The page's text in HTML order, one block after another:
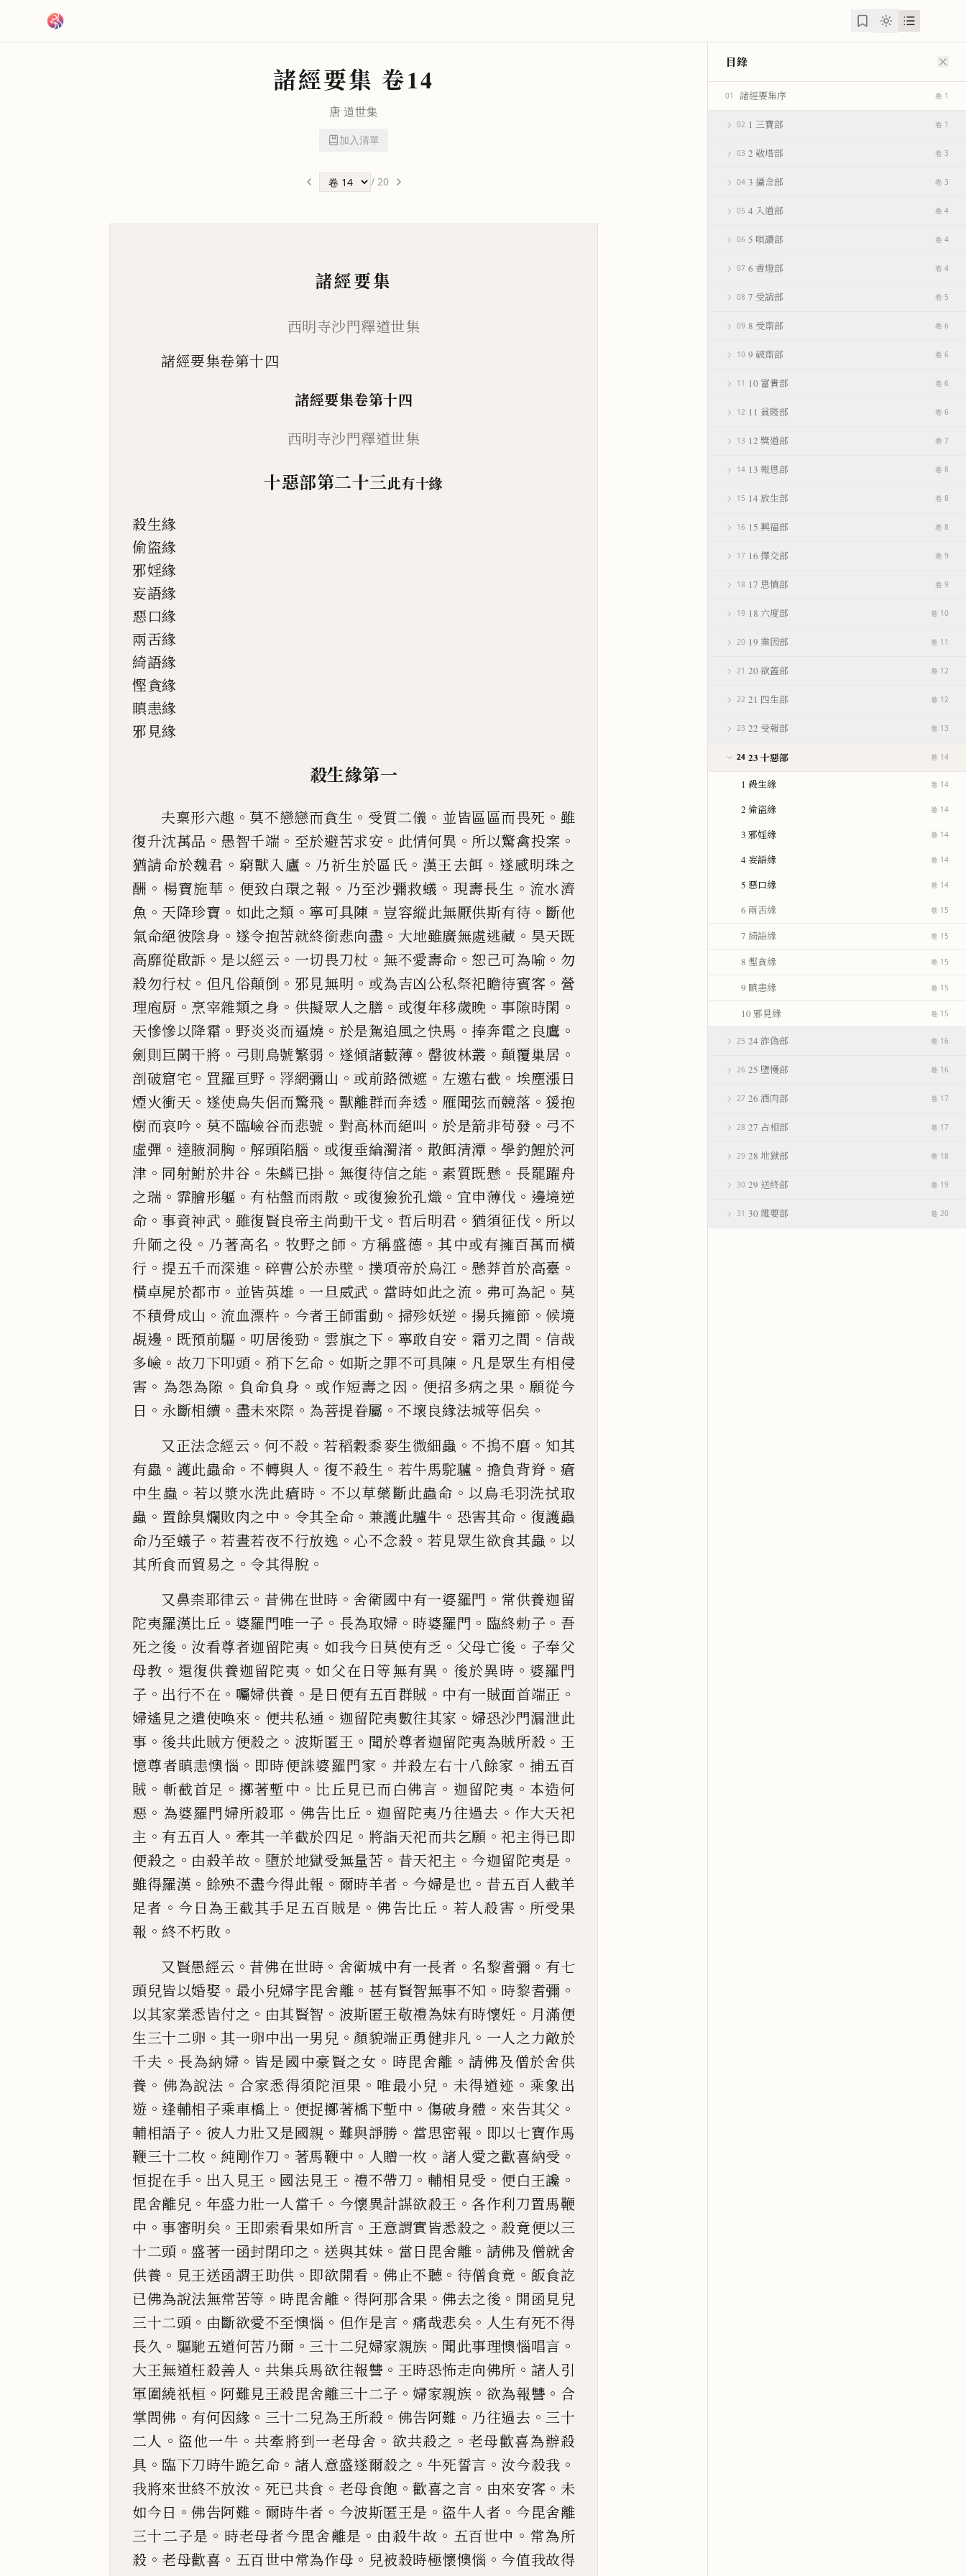
諸經要集 卷14
唐道世集
加入清單
/ 20
諸經要集
西明寺沙門釋道世集
諸經要集卷第十四
諸經要集卷第十四
西明寺沙門釋道世集
十惡部第二十三此有十緣
殺生緣
偷盜緣
邪婬緣
妄語緣
惡口緣
兩舌緣
綺語緣
慳貪緣
瞋恚緣
邪見緣
殺生緣第一
夫稟形六趣 。 莫不戀戀而貪生 。 受質二儀 。 並皆區區而畏死 。 雖
復升沈萬品 。 愚智千端 。 至於避苦求安 。 此情何異 。 所以驚禽投案 。
猶請命於魏君 。 窮獸入廬 。 乃祈生於區氏 。 漢王去餌 。 遂感明珠之
酬 。 楊寶施華 。 便致白環之報 。 乃至沙彌救蟻 。 現壽長生 。 流水濟
魚 。 天降珍寶 。 如此之類 。 寧可具陳 。 豈容縱此無厭供斯有待 。 斷他
氣命絕彼陰身 。 遂令抱苦就終銜悲向盡 。 大地雖廣無處逃藏 。 昊天既
高靡從啟訴 。 是以經云 。 一切畏刀杖 。 無不愛壽命 。 恕己可為喻 。 勿
殺勿行杖 。 但凡俗顛倒 。 邪見無明 。 或為吉凶公私祭祀瞻待賓客 。 營
理庖厨 。 烹宰雜類之身 。 供擬眾人之膳 。 或復年移歲晚 。事隙時閑 。
天慘慘以降霜 。 野炎炎而逼燒 。 於是駕追風之快馬 。 捧奔電之良鷹 。
劍則巨闕干將 。 弓則烏號繁弱 。 遂傾諸藪薄 。 罄彼林叢 。 顛覆巢居 。
剖破窟宅 。 罝羅亘野 。 𮊑網彌山 。 或前路微遮 。 左邀右截 。 埃塵漲日
煙火衝天 。 遂使鳥失侶而驚飛 。 獸離群而奔透 。 雁聞弦而競落 。猨抱
樹而哀吟 。 莫不臨嶮谷而悲號 。 對高林而絕叫 。 於是箭非苟發 。 弓不
虛彈 。 達腋洞胸 。 解頭陷腦 。 或復垂綸濁渚 。 散餌清潭 。學釣鯉於河
津 。 同射鮒於井谷 。 朱鱗已掛 。 無復待信之能 。素質既懸 。 長罷躍舟
之瑞 。 霏膾形軀 。 有枮盤而雨散 。 或復獫狁孔熾 。 宜申薄伐 。 邊境逆
命 。事資神武 。 雖復賢良帝主尚動干戈 。 哲后明君 。猶須征伐 。 所以
升陑之役 。 乃著高名 。 牧野之師 。 方稱盛德 。其中或有擁百萬而橫
行 。提五千而深進 。 碎曹公於赤壁 。 撲項帝於烏江 。懸莽首於高臺 。
橫卓屍於都市 。 並皆英雄 。 一旦威武 。 當時如此之流 。 弗可為記 。 莫
不積骨成山 。 流血漂杵 。 今者王師雷動 。 掃殄妖逆 。 揚兵擁節 。候境
覘邊 。 既預前驅 。 叨居後勁 。 雲旗之下 。 寧敢自安 。 霜刃之間 。 信哉
多嶮 。 故刀下叩頭 。 矟下乞命 。 如斯之罪不可具陳 。 凡是眾生有相侵
害 。 為怨為隙 。 負命負身 。 或作短壽之因 。 便招多病之果 。 願從今
日 。 永斷相續 。 盡未來際 。 為菩提眷屬 。 不壞良緣法城等侶矣 。
又正法念經云 。何不殺 。若稻穀黍麥生微細蟲 。不㨶不磨 。 知其
有蟲 。 護此蟲命 。不轉與人 。復不殺生 。 若牛馬駝驢 。 擔負背脊 。 瘡
中生蟲 。若以漿水洗此瘡時 。 不以草藥斷此蟲命 。 以鳥毛羽洗拭取
蟲 。 置餘臭爛敗肉之中 。 令其全命 。 兼護此驢牛 。 恐害其命 。 復護蟲
命乃至蟻子 。若晝若夜不行放逸 。 心不念殺 。 若見眾生欲食其蟲 。 以
其所食而貿易之 。 令其得脫 。
又鼻柰耶律云 。 昔佛在世時 。 舍衛國中有一婆羅門 。 常供養迦留
陀夷羅漢比丘 。 婆羅門唯一子 。 長為取婦 。 時婆羅門 。 臨終勅子 。 吾
死之後 。 汝看尊者迦留陀夷 。 如我今日莫使有乏 。 父母亡後 。 子奉父
母教 。 還復供養迦留陀夷 。 如父在日等無有異 。 後於異時 。 婆羅門
子 。 出行不在 。 囑婦供養 。 是日便有五百群賊 。 中有一賊面首端正 。
婦遙見之遣使喚來 。 便共私通 。 迦留陀夷數往其家 。 婦恐沙門漏泄此
事 。 後共此賊方便殺之 。 波斯匿王 。 聞於尊者迦留陀夷為賊所殺 。 王
憶尊者瞋恚懊惱 。 即時便誅婆羅門家 。 并殺左右十八餘家 。 捕五百
賊 。 斬截首足 。 擲著塹中 。 比丘見已而白佛言 。 迦留陀夷 。本造何
惡 。 為婆羅門婦所殺耶 。 佛告比丘 。 迦留陀夷乃往過去 。 作大天祀
主 。 有五百人 。 牽其一羊截於四足 。 將詣天祀而共乞願 。祀主得已即
便殺之 。 由殺羊故 。 墮於地獄受無量苦 。 昔天祀主 。 今迦留陀夷是 。
雖得羅漢 。 餘殃不盡今得此報 。 爾時羊者 。 今婦是也 。 昔五百人截羊
足者 。 今日為王截其手足五百賊是 。佛告比丘 。 若人殺害 。 所受果
報 。 終不朽敗 。
又賢愚經云 。 昔佛在世時 。 舍衛城中有一長者 。名黎耆彌 。 有七
頭兒皆以婚娶 。 最小兒婦字毘舍離 。 甚有賢智無事不知 。 時黎耆彌 。
以其家業悉皆付之 。 由其賢智 。 波斯匿王敬禮為妹有時懷妊 。 月滿便
生三十二卵 。其一卵中出一男兒 。 顏貌端正勇健非凡 。 一人之力敵於
千夫 。 長為納婦 。 皆是國中豪賢之女 。 時毘舍離 。 請佛及僧於舍供
養 。 佛為說法 。 合家悉得須陀洹果 。 唯最小兒 。 未得道迹 。 乘象出
遊 。 逢輔相子乘車橋上 。 便捉擲著橋下塹中 。 傷破身體 。 來告其父 。
輔相語子 。 彼人力壯又是國親 。 難與諍勝 。 當思密報 。 即以七寶作馬
鞭三十二枚 。 純剛作刀 。 著馬鞭中 。 人贈一枚 。諸人愛之歡喜納受 。
恒捉在手 。 出入 見王 。 國法見王 。 禮不帶刀 。 輔相見受 。 便白王讒 。
毘舍離兒 。 年盛力壯一人當千 。 今懷異計謀欲殺王 。各作利刀置馬鞭
中 。事審明矣 。 王即索看果如所言 。 王意謂實皆悉殺之 。 殺竟便以三
十二頭 。盛著一函封閉印之 。 送與其妹 。 當日毘舍離 。 請佛及僧就舍
供養 。 見王送函謂王助供 。 即欲開看 。佛止不聽 。 待僧食竟 。 飯食訖
已佛為說法無常苦等 。 時毘舍離 。 得阿那含果 。佛去之後 。 開函見兒
三十二頭 。 由斷欲愛不至懊惱 。 但作是言 。痛哉悲矣 。 人生有死不得
長久 。 驅馳五道何苦乃爾 。 三十二兒婦家親族 。 聞此事理懊惱唱言 。
大王無道枉殺善人 。 共集兵馬欲往報讐 。 王時恐怖走向佛所 。 諸人引
軍圍繞祇桓 。 阿難見王殺毘舍離三十二子 。 婦家親族 。 欲為報讐 。 合
掌問佛 。 有何因緣 。 三十二兒為王所殺 。 佛告阿難 。 乃往過去 。 三十
二人 。 盜他一牛 。共牽將到一老母舍 。 欲共殺之 。 老母歡喜為辦殺
具 。 臨下刀時牛跪乞命 。 諸人意盛遂爾殺之 。 牛死誓言 。 汝今殺我 。
我將來世終不放汝 。 死已共食 。 老母食飽 。 歡喜之言 。 由來安客 。 未
如今日 。佛告阿難 。 爾時牛者 。 今波斯匿王是 。 盜牛人者 。 今毘舍離
三十二子是 。 時老母者今毘舍離是 。 由殺牛故 。 五百世中 。 常為所
殺 。 老母歡喜 。 五百世中常為作母 。 兒被殺時極懷懊惱 。 今值我故得
目錄
01 諸經要集序 卷 1
02 1 三寶部 卷 1
03 2 敬塔部 卷 3
04 3 攝念部 卷 3
05 4 入道部 卷 4
06 5 唄讚部 卷 4
07 6 香燈部 卷 4
08 7 受請部 卷 5
09 8 受齋部 卷 6
10 9 破齋部 卷 6
11 10 富貴部 卷 6
12 11 貧賤部 卷 6
13 12 獎道部 卷 7
14 13 報恩部 卷 8
15 14 放生部 卷 8
16 15 興福部 卷 8
17 16 擇交部 卷 9
18 17 思慎部 卷 9
19 18 六度部 卷 10
20 19 業因部 卷 11
21 20 欲蓋部 卷 12
22 21 四生部 卷 12
23 22 受報部 卷 13
24 23 十惡部 卷 14
1 殺生緣 卷 14
2 偷盜緣 卷 14
3 邪婬緣 卷 14
4 妄語緣 卷 14
5 惡口緣 卷 14
6 兩舌緣 卷 15
7 綺語緣 卷 15
8 慳貪緣 卷 15
9 瞋恚緣 卷 15
10 邪見緣 卷 15
25 24 詐偽部 卷 16
26 25 墮慢部 卷 16
27 26 酒肉部 卷 17
28 27 占相部 卷 17
29 28 地獄部 卷 18
30 29 送終部 卷 19
31 30 雜要部 卷 20